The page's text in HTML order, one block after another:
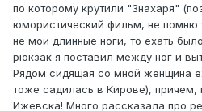
по которому крутили "Знахаря"
юмористический фильм, не помню
не мои длинные ноги, то ехать
рюкзак я поставил между ног и
Рядом сидящая со мной женщина
тоже садилась в Кирове), причем,
Ижевска! Много рассказала про